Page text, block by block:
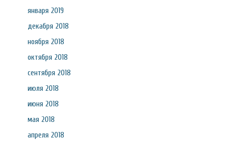
января 2019
декабря 2018
ноября 2018
октября 2018
сентября 2018
июля 2018
июня 2018
мая 2018
апреля 2018